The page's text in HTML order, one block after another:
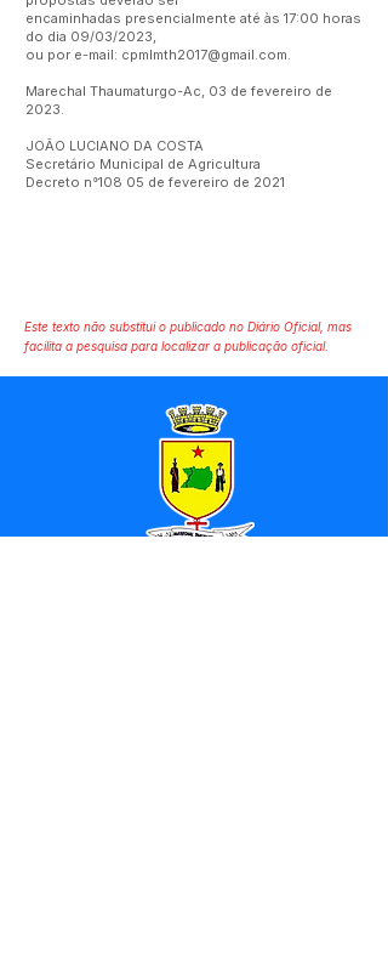
encaminhadas presencialmente até às 17:00 horas
do dia 09/03/2023,
ou por e-mail: cpmlmth2017@gmail.com.
Marechal Thaumaturgo-Ac, 03 de fevereiro de
2023.
JOÃO LUCIANO DA COSTA
Secretário Municipal de Agricultura
Decreto n°108 05 de fevereiro de 2021
Este texto não substitui o publicado no Diário Oficial, mas
facilita a pesquisa para localizar a publicação oficial.